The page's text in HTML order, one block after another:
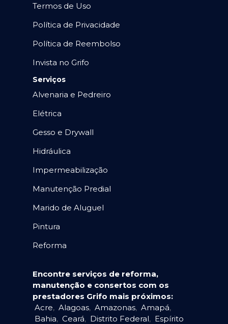
Termos de Uso
Política de Privacidade
Política de Reembolso
Invista no Grifo
Serviços
Alvenaria e Pedreiro
Elétrica
Gesso e Drywall
Hidráulica
Impermeabilização
Manutenção Predial
Marido de Aluguel
Pintura
Reforma
Encontre serviços de reforma,
manutenção e consertos com os
prestadores Grifo mais próximos:
Acre, Alagoas, Amazonas, Amapá,
Bahia, Ceará, Distrito Federal, Espírito